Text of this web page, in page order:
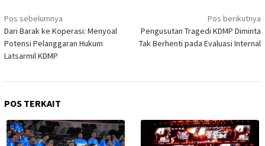
Navigasi
pos
Pos sebelumnya
Dari Barak ke Koperasi: Menyoal
Potensi Pelanggaran Hukum
Latsarmil KDMP
Pos berikutnya
Pengusutan Tragedi KDMP Diminta
Tak Berhenti pada Evaluasi Internal
POS TERKAIT